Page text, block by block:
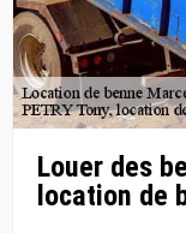
Louer des
location de